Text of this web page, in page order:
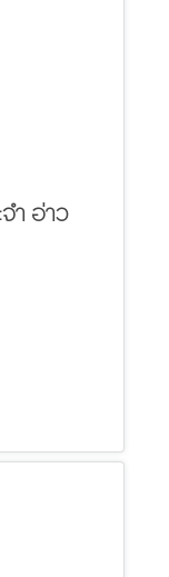
ำ อ่าว